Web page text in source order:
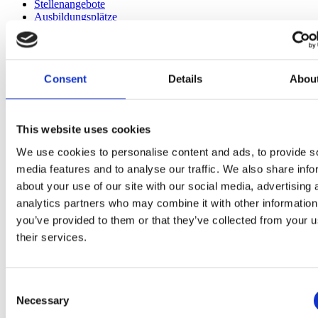
Consent Details
This website uses cookies
We use cookies to personalise content and ads, to provide
media features and to analyse our traffic. We also share
about your use of our site with our social media, advertising
analytics partners who may combine it with other
you’ve provided to them or that they’ve collected from your
their services.
Selection
Necessary
Stellenangebote
Ausbildungsplätze
Firmengeschichte
Nachhaltigkeit
AGBs
Informationsmaterial
Zertifikat ISO 9001-2015
AGB Kögel GmbH
Auszeichnungen